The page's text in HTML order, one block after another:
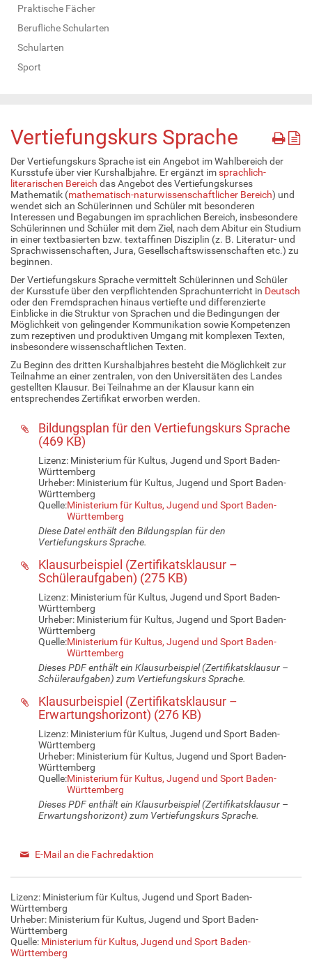
Praktische Fächer
Berufliche Schularten
Schularten
Sport
Vertiefungskurs Sprache
Der Vertiefungskurs Sprache ist ein Angebot im Wahlbereich der
Kursstufe über vier Kurshalbjahre. Er ergänzt imsprachlich-
literarischen Bereich das Angebot des Vertiefungskurses
Mathematik (mathematisch-naturwissenschaftlicher Bereich) und
wendet sich an Schülerinnen und Schüler mit besonderen
Interessen und Begabungen im sprachlichen Bereich, insbesondere
Schülerinnen und Schüler mit dem Ziel, nach dem Abitur ein Studium
in einer textbasierten bzw. textaffinen Disziplin (z. B. Literatur- und
Sprachwissenschaften, Jura, Gesellschaftswissenschaften etc.) zu
beginnen.
Der Vertiefungskurs Sprache vermittelt Schülerinnen und Schüler
der Kursstufe über den verpflichtenden Sprachunterricht in Deutsch
oder den Fremdsprachen hinaus vertiefte und differenzierte
Einblicke in die Struktur von Sprachen und die Bedingungen der
Möglichkeit von gelingender Kommunikation sowie Kompetenzen
zum rezeptiven und produktiven Umgang mit komplexen Texten,
insbesondere wissenschaftlichen Texten.
Zu Beginn des dritten Kurshalbjahres besteht die Möglichkeit zur
Teilnahme an einer zentralen, von den Universitäten des Landes
gestellten Klausur. Bei Teilnahme an der Klausur kann ein
entsprechendes Zertifikat erworben werden.
Bildungsplan für den Vertiefungskurs Sprache
(469 KB)
Lizenz: Ministerium für Kultus, Jugend und Sport Baden-
Württemberg
Urheber: Ministerium für Kultus, Jugend und Sport Baden-
Württemberg
Quelle:Ministerium für Kultus, Jugend und Sport Baden-
Württemberg
Diese Datei enthält den Bildungsplan für den
Vertiefungskurs Sprache.
Klausurbeispiel (Zertifikatsklausur –
Schüleraufgaben) (275 KB)
Lizenz: Ministerium für Kultus, Jugend und Sport Baden-
Württemberg
Urheber: Ministerium für Kultus, Jugend und Sport Baden-
Württemberg
Quelle:Ministerium für Kultus, Jugend und Sport Baden-
Württemberg
Dieses PDF enthält ein Klausurbeispiel (Zertifikatsklausur –
Schüleraufgaben) zum Vertiefungskurs Sprache.
Klausurbeispiel (Zertifikatsklausur –
Erwartungshorizont) (276 KB)
Lizenz: Ministerium für Kultus, Jugend und Sport Baden-
Württemberg
Urheber: Ministerium für Kultus, Jugend und Sport Baden-
Württemberg
Quelle:Ministerium für Kultus, Jugend und Sport Baden-
Württemberg
Dieses PDF enthält ein Klausurbeispiel (Zertifikatsklausur –
Erwartungshorizont) zum Vertiefungskurs Sprache.
E-Mail an die Fachredaktion
Lizenz: Ministerium für Kultus, Jugend und Sport Baden-
Württemberg
Urheber: Ministerium für Kultus, Jugend und Sport Baden-
Württemberg
Quelle: Ministerium für Kultus, Jugend und Sport Baden-
Württemberg